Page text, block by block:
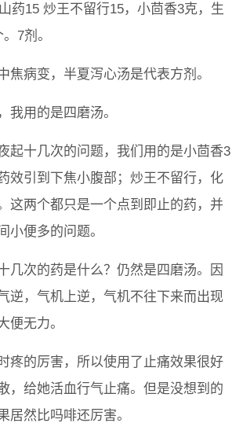
药15 炒王不留行15，小茴香3克，生
7剂。
焦病变，半夏泻心汤是代表方剂。
我用的是四磨汤。
起十几次的问题，我们用的是小茴香3
效引到下焦小腹部；炒王不留行，化
这两个都只是一个点到即止的药，并
小便多的问题。
几次的药是什么？仍然是四磨汤。因
逆，气机上逆，气机不往下来而出现
便无力。
疼的厉害，所以使用了止痛效果很好
，给她活血行气止痛。但是没想到的
居然比吗啡还厉害。